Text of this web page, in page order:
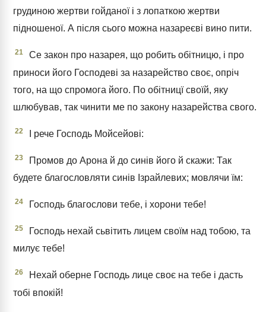
грудиною жертви гойданої і з лопаткою жертви
підношеної. А після сього можна назареєві вино пити.
21
Се закон про назарея, що робить обітницю, і про
приноси його Господеві за назарейство своє, опріч
того, на що спромога його. По обітницї своїй, яку
шлюбував, так чинити ме по закону назарейства свого.
22 І рече Господь Мойсейові:
23
Промов до Арона й до синів його й скажи: Так
будете благословляти синів Ізрайлевих; мовлячи їм:
24 Господь благослови тебе, і хорони тебе!
25
Господь нехай сьвітить лицем своїм над тобою, та
милує тебе!
26
Нехай оберне Господь лице своє на тебе і дасть
тобі впокій!